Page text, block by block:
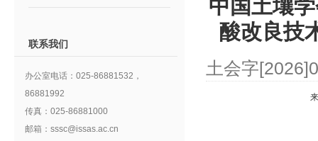
联系我们
办公室电话：025-86881532，
86881992
传真：025-86881000
邮箱：sssc@issas.ac.cn
中国土壤
酸改良技
土会字